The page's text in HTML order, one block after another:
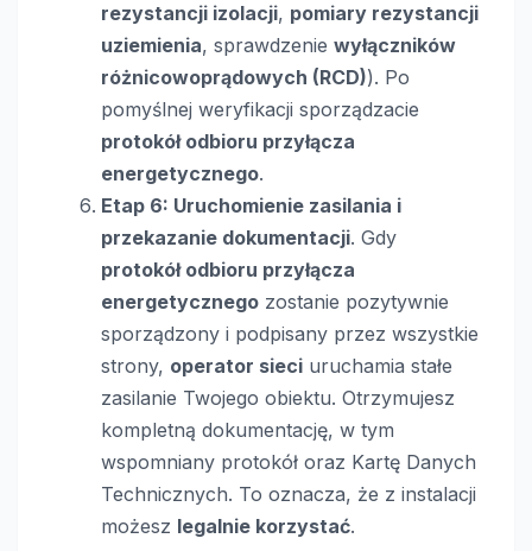
rezystancji izolacji, pomiary rezystancji
uziemienia, sprawdzenie wyłączników
różnicowoprądowych (RCD)). Po
pomyślnej weryfikacji sporządzacie
protokół odbioru przyłącza
energetycznego.
Etap 6: Uruchomienie zasilania i
przekazanie dokumentacji. Gdy
protokół odbioru przyłącza
energetycznego zostanie pozytywnie
sporządzony i podpisany przez wszystkie
strony, operator sieci uruchamia stałe
zasilanie Twojego obiektu. Otrzymujesz
kompletną dokumentację, w tym
wspomniany protokół oraz Kartę Danych
Technicznych. To oznacza, że z instalacji
możesz legalnie korzystać.